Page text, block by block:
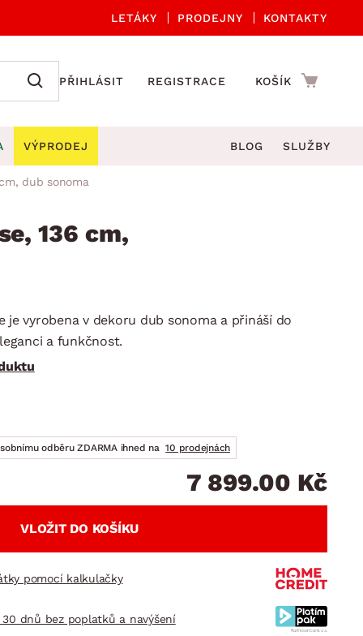
LETÁKY PRODEJNY KONTAKTY
PŘIHLÁSIT REGISTRACE KOŠÍK
židle a křesla
houpačky
lehátka
VÝPRODEJ BLOG SLUŽBY
dub sonoma
136 cm,
je vyrobena v dekoru dub sonoma a přináší do
a funkčnost.
odběru ZDARMA ihned na 10 prodejnách
7 899.00 Kč
VLOŽIT DO KOŠÍKU
pomocí kalkulačky
dnů bez poplatků a navýšení